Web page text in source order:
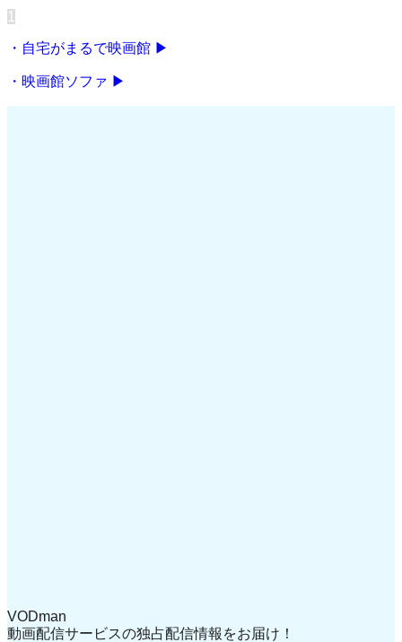
1
・自宅がまるで映画館 ▶
・映画館ソファ ▶
VODman
動画配信サービスの独占配信情報をお届け！